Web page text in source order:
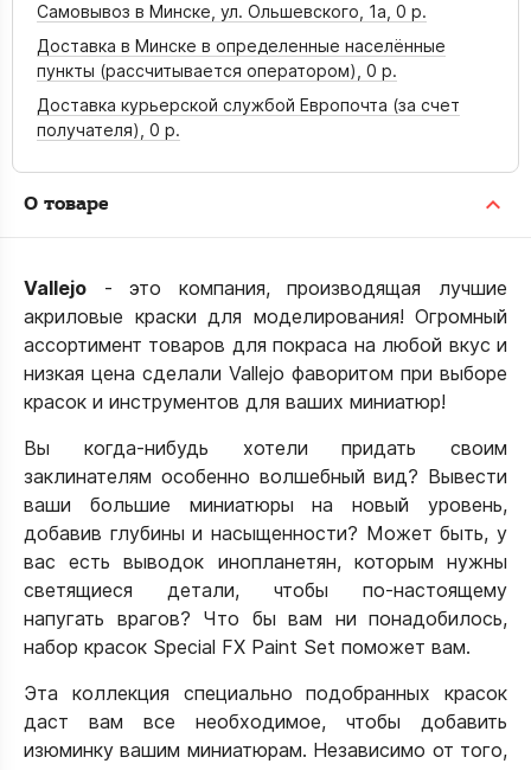
Самовывоз в Минске, ул. Ольшевского, 1а, 0 р.
Доставка в Минске в определенные населённые
пункты (рассчитывается оператором), 0 р.
Доставка курьерской службой Европочта (за счет
получателя), 0 р.
О товаре
Vallejo - это компания, производящая лучшие
акриловые краски для моделирования! Огромный
ассортимент товаров для покраса на любой вкус и
низкая цена сделали Vallejo фаворитом при выборе
красок и инструментов для ваших миниатюр!
Вы когда-нибудь хотели придать своим
заклинателям особенно волшебный вид? Вывести
ваши большие миниатюры на новый уровень,
добавив глубины и насыщенности? Может быть, у
вас есть выводок инопланетян, которым нужны
светящиеся детали, чтобы по-настоящему
напугать врагов? Что бы вам ни понадобилось,
набор красок Special FX Paint Set поможет вам.
Эта коллекция специально подобранных красок
даст вам все необходимое, чтобы добавить
изюминку вашим миниатюрам. Независимо от того,